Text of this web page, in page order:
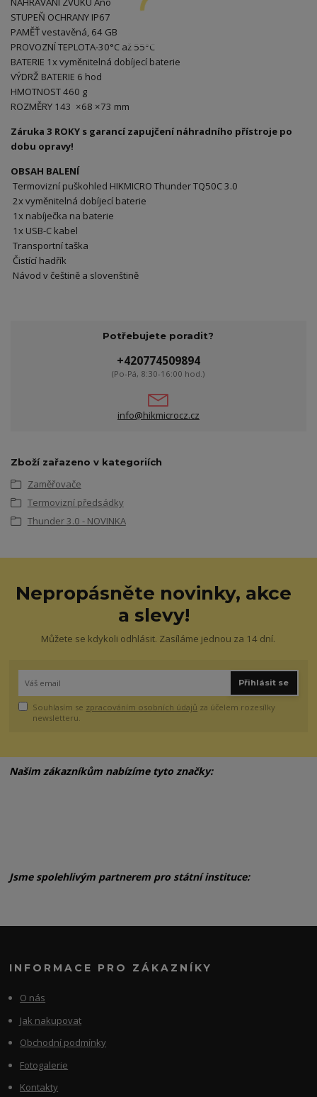
STUPEŇ OCHRANY IP67
PAMĚŤ vestavěná, 64 GB
PROVOZNÍ TEPLOTA-30°C až 55°C
BATERIE 1x vyměnitelná dobíjecí baterie
VÝDRŽ BATERIE 6 hod
HMOTNOST 460 g
ROZMĚRY 143 ×68 ×73 mm
Záruka 3 ROKY s garancí zapujčení náhradního přístroje po
dobu opravy!
OBSAH BALENÍ
Termovizní puškohled HIKMICRO Thunder TQ50C 3.0
2x vyměnitelná dobíjecí baterie
1x nabíječka na baterie
1x USB-C kabel
Transportní taška
Čistící hadřík
Návod v češtině a slovenštině
Potřebujete poradit?
+420774509894
(Po-Pá, 8:30-16:00 hod.)
info@hikmicrocz.cz
Zboží zařazeno v kategoriích
Zaměřovače
Termovizní předsádky
Thunder 3.0 - NOVINKA
Nepropásněte novinky, akce
a slevy!
Můžete se kdykoli odhlásit. Zasíláme jednou za 14 dní.
Přihlásit se
Souhlasím se zpracováním osobních údajů za účelem rozesílky
newsletteru.
Našim zákazníkům nabízíme tyto značky:
Jsme spolehlivým partnerem pro státní instituce:
INFORMACE PRO ZÁKAZNÍKY
O nás
Jak nakupovat
Obchodní podmínky
Fotogalerie
Kontakty